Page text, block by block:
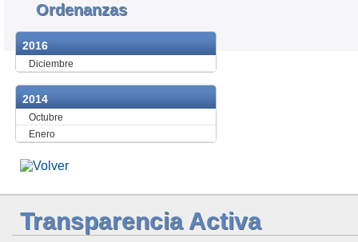
Ordenanzas
2016
Diciembre
2014
Octubre
Enero
Transparencia Activa